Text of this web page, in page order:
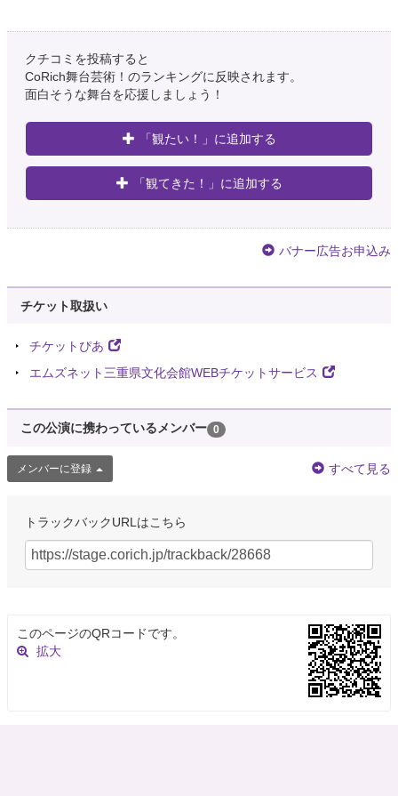
クチコミを投稿すると
CoRich舞台芸術！のランキングに反映されます。
面白そうな舞台を応援しましょう！
「観たい！」に追加する
「観てきた！」に追加する
バナー広告お申込み
チケット取扱い
チケットぴあ
エムズネット三重県文化会館WEBチケットサービス
この公演に携わっているメンバー 0
メンバーに登録 すべて見る
トラックバックURLはこちら
このページのQRコードです。
拡大